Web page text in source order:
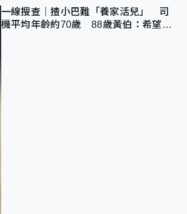
一線搜查｜揸小巴難「養家活兒」 司
機平均年齡約70歲 88歲黃伯：希望一